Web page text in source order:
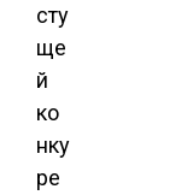
сту
ще
й
ко
нку
ре